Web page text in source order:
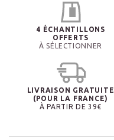
4 ÉCHANTILLONS
OFFERTS
À SÉLECTIONNER
LIVRAISON GRATUITE
(POUR LA FRANCE)
À PARTIR DE 39€